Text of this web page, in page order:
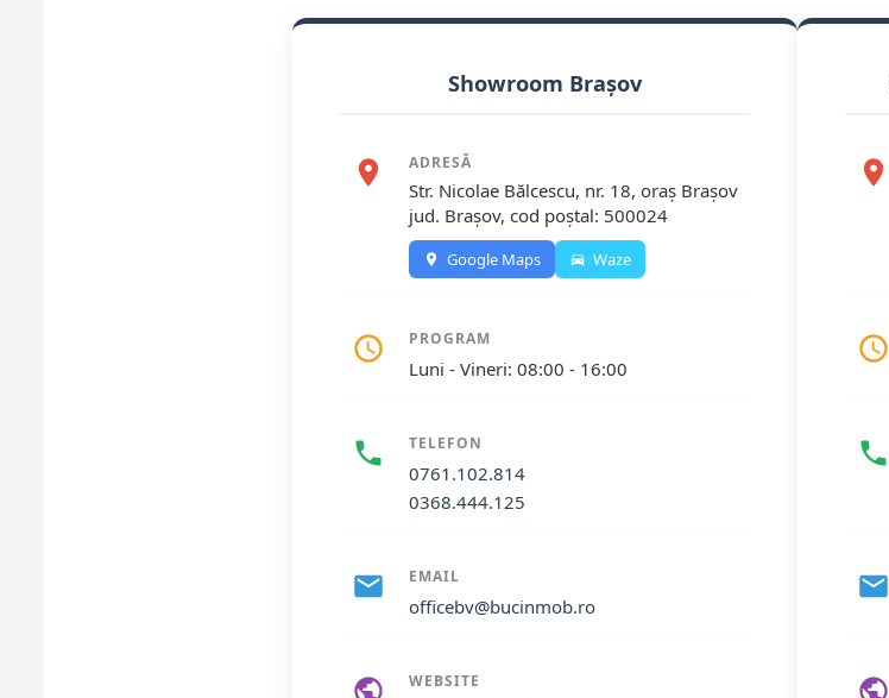
Showroom Brașov
ADRESĂ
Str. Nicolae Bălcescu, nr. 18, oraș Brașov
jud. Brașov, cod poștal: 500024
Google Maps Waze
PROGRAM
Luni - Vineri: 08:00 - 16:00
TELEFON
0761.102.814
0368.444.125
EMAIL
officebv@bucinmob.ro
WEBSITE